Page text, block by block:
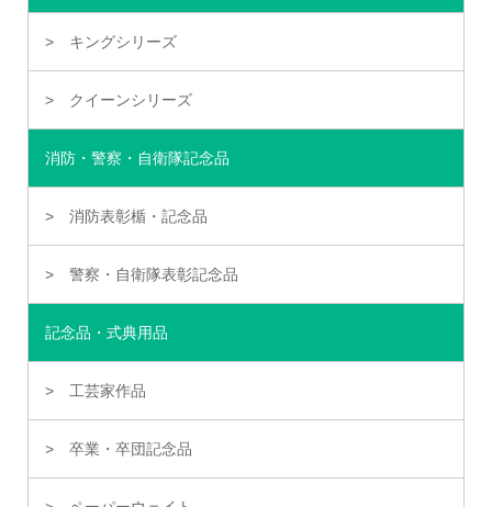
キングシリーズ
クイーンシリーズ
消防・警察・自衛隊記念品
消防表彰楯・記念品
警察・自衛隊表彰記念品
記念品・式典用品
工芸家作品
卒業・卒団記念品